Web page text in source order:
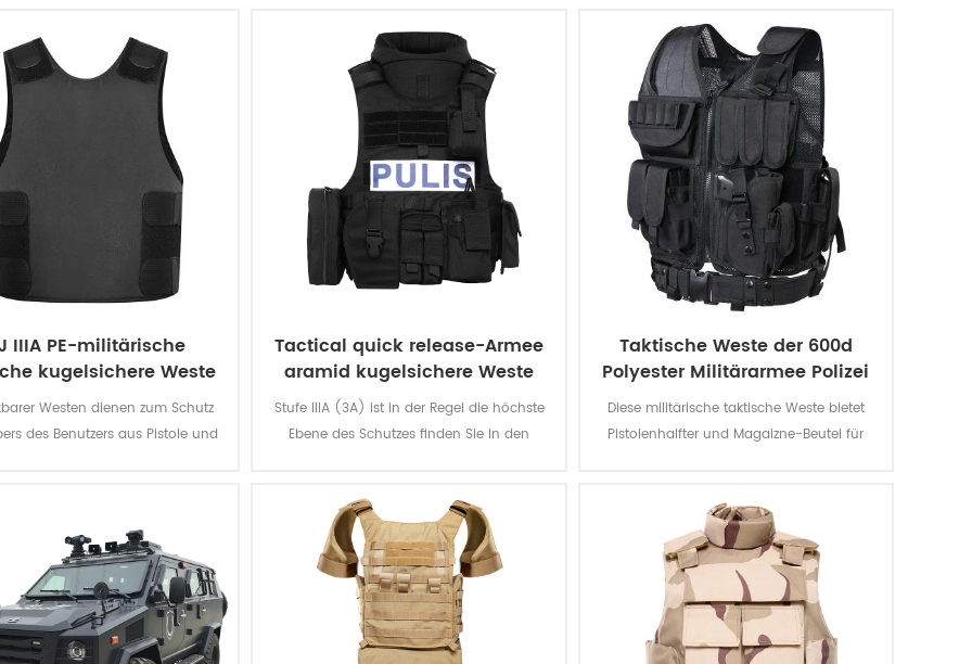
IIIA PE-militärische
kugelsichere Weste
zu verbergen
Westen dienen zum Schutz
des Benutzers aus Pistole und
Tactical quick release-Armee
aramid kugelsichere Weste
Stufe IIIA (3A) ist in der Regel die höchste
Ebene des Schutzes finden Sie in den
Das ist der großartige Schutz, den.
Begnügen Sie sich nicht für andere
Unterhosen, bieten sich die level-II-a oder
Niveau II.
Taktische Weste der 600d
Polyester Militärarmee Polizei
Diese militärische taktische Weste bietet
Pistolenhalfter und Magaizne-Beutel für
Weste langlebig und wasserdicht.